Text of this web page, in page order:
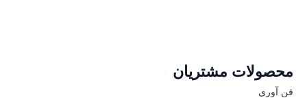
محصولات مشتریان
فن آوری